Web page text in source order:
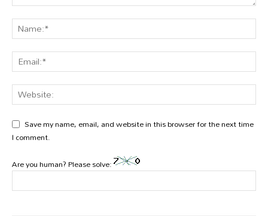
Save my name, email, and website in this browser for the next time
I comment.
Are you human? Please solve: